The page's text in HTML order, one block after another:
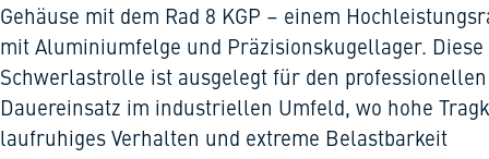
Gehäuse mit dem Rad 8 KGP – einem
mit Aluminiumfelge und Präzisionskugellager. Diese
Schwerlastrolle ist ausgelegt für den professionellen
Dauereinsatz im industriellen Umfeld, wo hohe
laufruhiges Verhalten und extreme Belastbarkeit